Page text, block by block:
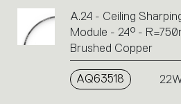
A.24 - Ceiling
Module - 24° -
Brushed Copper
AQ63518